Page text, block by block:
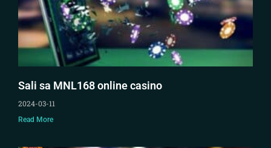
Sali sa MNL168 online casino
2024-03-11
Read More